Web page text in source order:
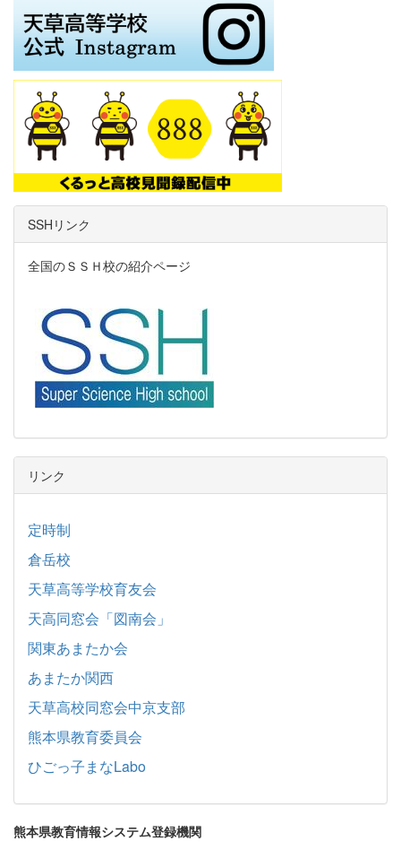
SSHリンク
全国のＳＳＨ校の紹介ページ
リンク
定時制
倉岳校
天草高等学校育友会
天高同窓会「図南会」
関東あまたか会
あまたか関西
天草高校同窓会中京支部
熊本県教育委員会
ひごっ子まなLabo
熊本県教育情報システム登録機関